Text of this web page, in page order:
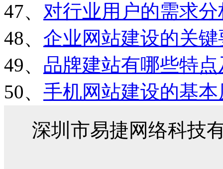
47、 对行业用户的需求
48、 企业网站建设的关
49、 品牌建站有哪些特
50、 手机网站建设的基本
深圳市易捷网络科